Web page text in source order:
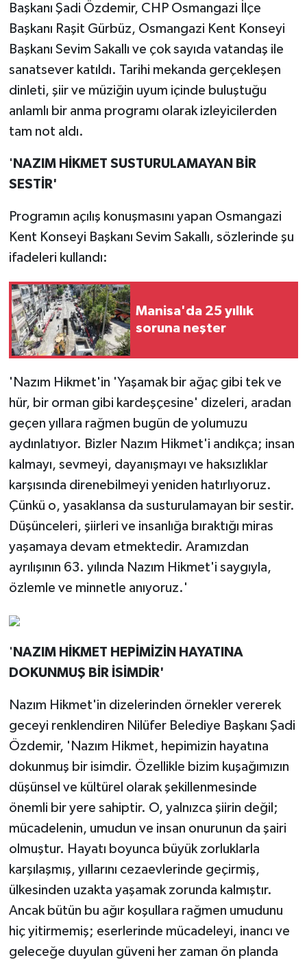
Başkanı Şadi Özdemir, CHP Osmangazi İlçe
Başkanı Raşit Gürbüz, Osmangazi Kent Konseyi
Başkanı Sevim Sakallı ve çok sayıda vatandaş ile
sanatsever katıldı. Tarihi mekanda gerçekleşen
dinleti, şiir ve müziğin uyum içinde buluştuğu
anlamlı bir anma programı olarak izleyicilerden
tam not aldı.
' NAZIM HİKMET SUSTURULAMAYAN BİR
SESTİR'
Programın açılış konuşmasını yapan Osmangazi
Kent Konseyi Başkanı Sevim Sakallı, sözlerinde şu
ifadeleri kullandı:
Manisa'da 25 yıllık
soruna neşter
'Nazım Hikmet'in 'Yaşamak bir ağaç gibi tek ve
hür, bir orman gibi kardeşçesine' dizeleri, aradan
geçen yıllara rağmen bugün de yolumuzu
aydınlatıyor. Bizler Nazım Hikmet'i andıkça; insan
kalmayı, sevmeyi, dayanışmayı ve haksızlıklar
karşısında direnebilmeyi yeniden hatırlıyoruz.
Çünkü o, yasaklansa da susturulamayan bir sestir.
Düşünceleri, şiirleri ve insanlığa bıraktığı miras
yaşamaya devam etmektedir. Aramızdan
ayrılışının 63. yılında Nazım Hikmet'i saygıyla,
özlemle ve minnetle anıyoruz.'
' NAZIM HİKMET HEPİMİZİN HAYATINA
DOKUNMUŞ BİR İSİMDİR'
Nazım Hikmet'in dizelerinden örnekler vererek
geceyi renklendiren Nilüfer Belediye Başkanı Şadi
Özdemir, 'Nazım Hikmet, hepimizin hayatına
dokunmuş bir isimdir. Özellikle bizim kuşağımızın
düşünsel ve kültürel olarak şekillenmesinde
önemli bir yere sahiptir. O, yalnızca şiirin değil;
mücadelenin, umudun ve insan onurunun da şairi
olmuştur. Hayatı boyunca büyük zorluklarla
karşılaşmış, yıllarını cezaevlerinde geçirmiş,
ülkesinden uzakta yaşamak zorunda kalmıştır.
Ancak bütün bu ağır koşullara rağmen umudunu
hiç yitirmemiş; eserlerinde mücadeleyi, inancı ve
geleceğe duyulan güveni her zaman ön planda